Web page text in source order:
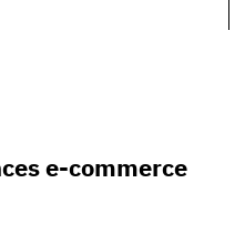
e-commerce